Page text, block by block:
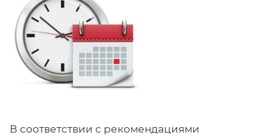
В соответствии с рекомендациями